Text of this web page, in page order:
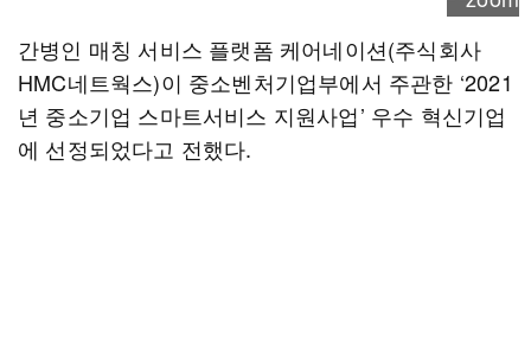
간병인 매칭 서비스 플랫폼 케어네이션(주식회사
HMC네트웍스)이 중소벤처기업부에서 주관한 ‘2021
년 중소기업 스마트서비스 지원사업’ 우수 혁신기업
에 선정되었다고 전했다.